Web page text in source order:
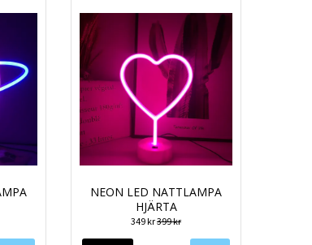
NEON LED NATTLAMPA
HJÄRTA
349 kr399 kr